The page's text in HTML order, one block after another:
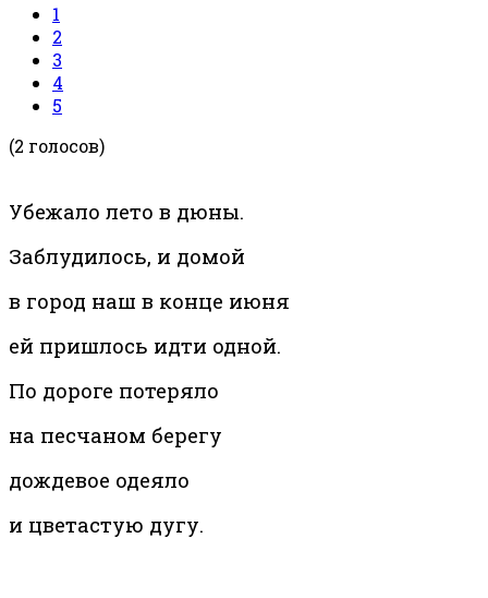
1
2
3
4
5
(2 голосов)
Убежало лето в дюны.
Заблудилось, и домой
в город наш в конце июня
ей пришлось идти одной.
По дороге потеряло
на песчаном берегу
дождевое одеяло
и цветастую дугу.